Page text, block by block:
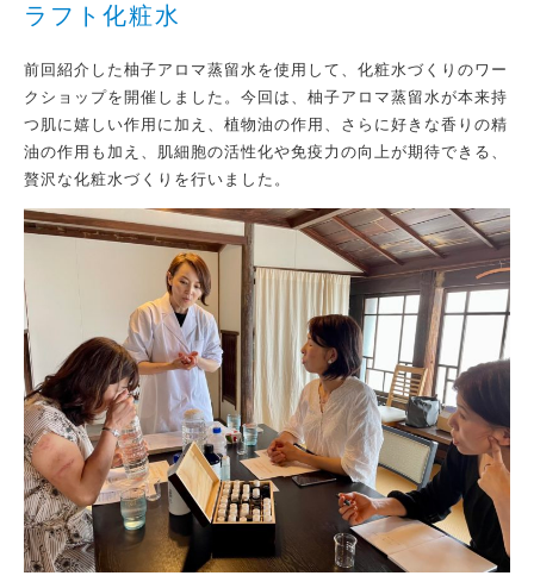
ラフト化粧水
前回紹介した柚子アロマ蒸留水を使用して、化粧水づくり のワー
クショップを開催しました。 今回は、 柚子アロマ蒸留水が本来持
つ肌に嬉しい作用 に加え、 植物油の作用 、 さら に好きな香りの精
油の作用 も加え 、 肌細胞の活性化や免疫力の向上が期待できる、
贅沢な化粧水づく り を行いました。